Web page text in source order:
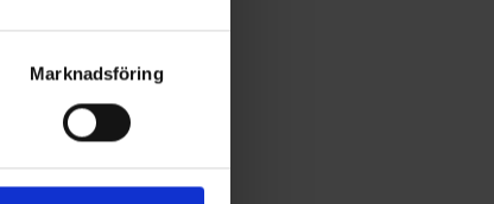
Marknadsföring